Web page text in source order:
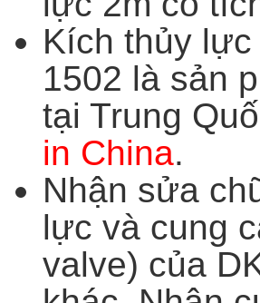
Kích thủy
1502 là sản
tại Trung
in China.
Nhận sửa
lực và cung
valve) của